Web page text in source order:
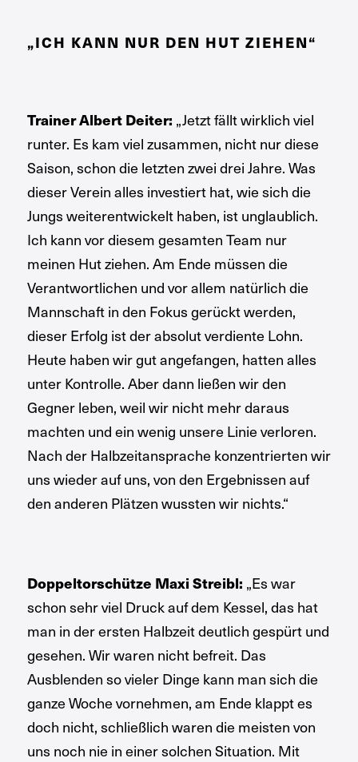
„ICH KANN NUR DEN HUT ZIEHEN“
Trainer Albert Deiter: „Jetzt fällt wirklich viel
runter. Es kam viel zusammen, nicht nur diese
Saison, schon die letzten zwei drei Jahre. Was
dieser Verein alles investiert hat, wie sich die
Jungs weiterentwickelt haben, ist unglaublich.
Ich kann vor diesem gesamten Team nur
meinen Hut ziehen. Am Ende müssen die
Verantwortlichen und vor allem natürlich die
Mannschaft in den Fokus gerückt werden,
dieser Erfolg ist der absolut verdiente Lohn.
Heute haben wir gut angefangen, hatten alles
unter Kontrolle. Aber dann ließen wir den
Gegner leben, weil wir nicht mehr daraus
machten und ein wenig unsere Linie verloren.
Nach der Halbzeitansprache konzentrierten wir
uns wieder auf uns, von den Ergebnissen auf
den anderen Plätzen wussten wir nichts.“
Doppeltorschütze Maxi Streibl: „Es war
schon sehr viel Druck auf dem Kessel, das hat
man in der ersten Halbzeit deutlich gespürt und
gesehen. Wir waren nicht befreit. Das
Ausblenden so vieler Dinge kann man sich die
ganze Woche vornehmen, am Ende klappt es
doch nicht, schließlich waren die meisten von
uns noch nie in einer solchen Situation. Mit